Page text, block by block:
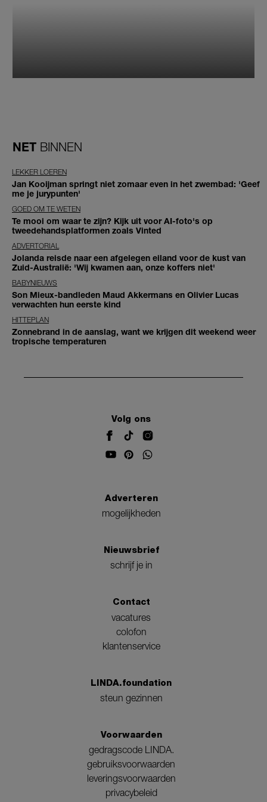
NET BINNEN
LEKKER LOEREN
Jan Kooijman springt niet zomaar even in het zwembad: 'Geef
me je jurypunten'
GOED OM TE WETEN
Te mooi om waar te zijn? Kijk uit voor AI-foto's op
tweedehandsplatformen zoals Vinted
ADVERTORIAL
Jolanda reisde naar een afgelegen eiland voor de kust van
Zuid-Australië: 'Wij kwamen aan, onze koffers niet'
BABYNIEUWS
Son Mieux-bandleden Maud Akkermans en Olivier Lucas
verwachten hun eerste kind
HITTEPLAN
Zonnebrand in de aanslag, want we krijgen dit weekend weer
tropische temperaturen
Volg ons
Adverteren
mogelijkheden
Nieuwsbrief
schrijf je in
Contact
vacatures
colofon
klantenservice
LINDA.foundation
steun gezinnen
Voorwaarden
gedragscode LINDA.
gebruiksvoorwaarden
leveringsvoorwaarden
privacybeleid